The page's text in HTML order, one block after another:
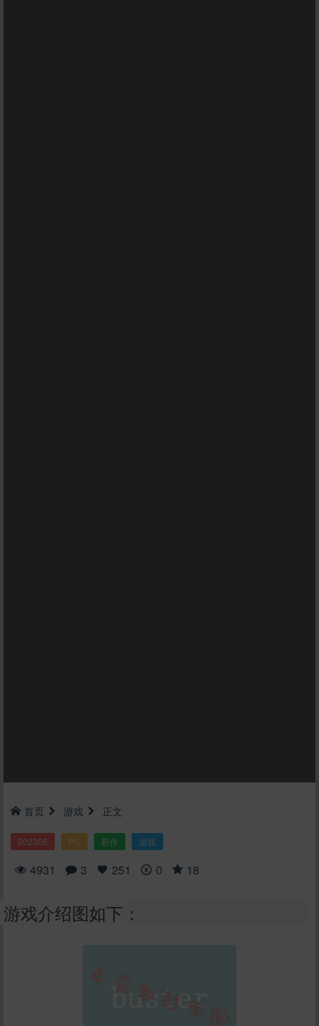
首页 游戏 正文
202305 PC 新作 游戏
4931 3 251 0 18
游戏介绍图如下：